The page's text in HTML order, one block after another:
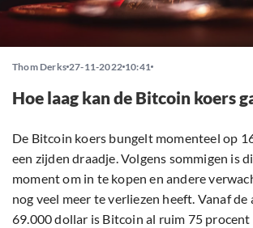
Thom Derks 27-11-2022 10:41
Hoe laag kan de Bitcoin koers
De Bitcoin koers bungelt momenteel op
een zijden draadje. Volgens sommigen is
moment om in te kopen en andere
nog veel meer te verliezen heeft. Vanaf
69.000 dollar is Bitcoin al ruim 75 procent